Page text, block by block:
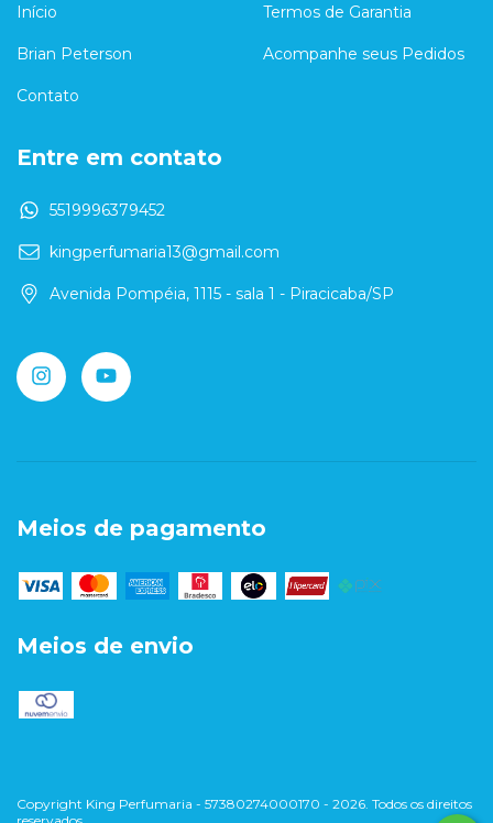
Início
Brian Peterson
Contato
Termos de Garantia
Acompanhe seus Pedidos
Entre em contato
5519996379452
kingperfumaria13@gmail.com
Avenida Pompéia, 1115 - sala 1 - Piracicaba/SP
Meios de pagamento
Meios de envio
Copyright King Perfumaria - 57380274000170 - 2026. Todos os direitos